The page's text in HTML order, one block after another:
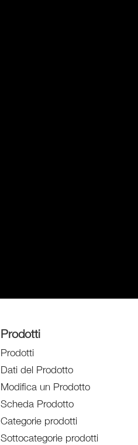
Prodotti
Prodotti
Dati del Prodotto
Modifica un Prodotto
Scheda Prodotto
Categorie prodotti
Sottocategorie prodotti